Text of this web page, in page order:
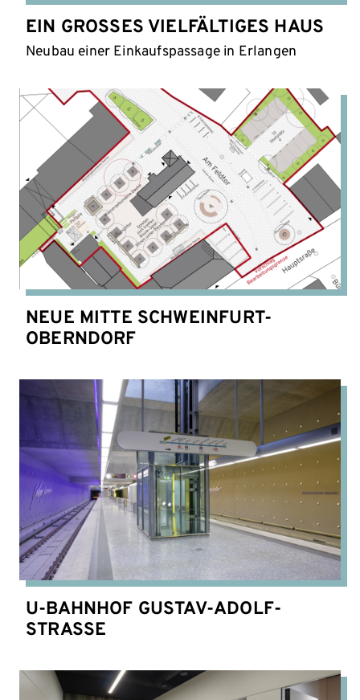
EIN GROSSES VIELFÄLTIGES HAUS
Neubau einer Einkaufspassage in Erlangen
NEUE MITTE SCHWEINFURT-
OBERNDORF
U-BAHNHOF GUSTAV-ADOLF-
STRASSE